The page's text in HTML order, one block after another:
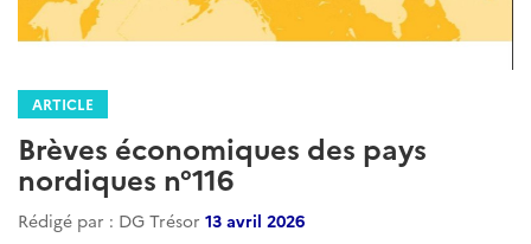
ARTICLE
Brèves économiques des pays
nordiques n°116
Rédigé par : DG Trésor 13 avril 2026